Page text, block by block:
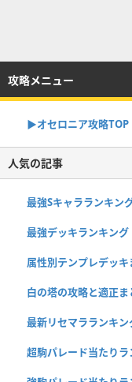
攻略メニュー
▶︎オセロニア攻略TOP
人気の記事
最強Sキャラランキン
最強デッキランキング
属性別テンプレデッキ
白の塔の攻略と適正ま
最新リセマラランキン
超駒パレード当たりラ